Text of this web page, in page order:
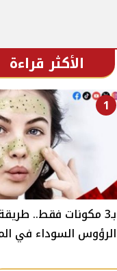
الأكثر قراءة
1
بـ3 مكونات فقط..
الرؤوس السوداء في